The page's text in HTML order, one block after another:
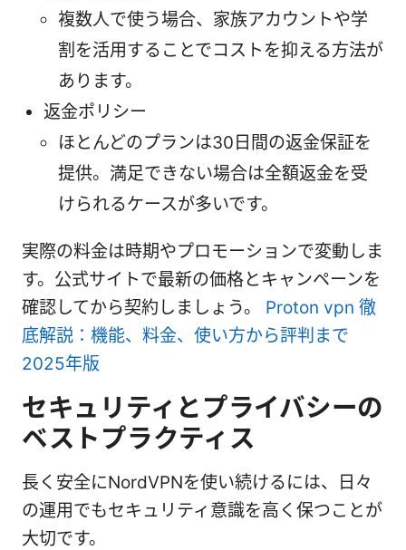
複数人で使う場合、家族アカウントや学
割を活用することでコストを抑える方法が
あります。
返金ポリシー
ほとんどのプランは30日間の返金保証を
提供。満足できない場合は全額返金を受
けられるケースが多いです。
実際の料金は時期やプロモーションで変動しま
す。公式サイトで最新の価格とキャンペーンを
確認してから契約しましょう。 Proton vpn 徹
底解説：機能、料金、使い方から評判まで
2025年版
セキュリティとプライバシーの
ベストプラクティス
長く安全にNordVPNを使い続けるには、日々
の運用でもセキュリティ意識を高く保つことが
大切です。